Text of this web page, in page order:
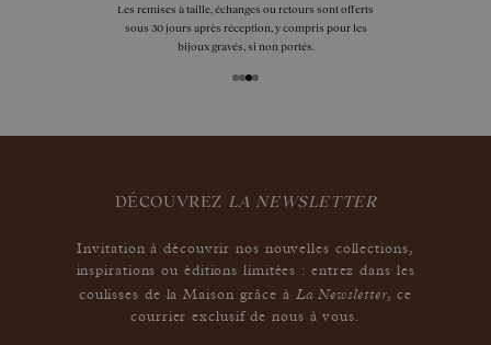
Les remises à taille, échanges ou retours sont offerts
sous 30 jours après réception, y compris pour les
bijoux gravés, si non portés.
DÉCOUVREZ LA NEWSLETTER
Invitation à découvrir nos nouvelles collections,
inspirations ou éditions limitées : entrez dans les
coulisses de la Maison grâce à La Newsletter,ce
courrier exclusif de nous à vous.